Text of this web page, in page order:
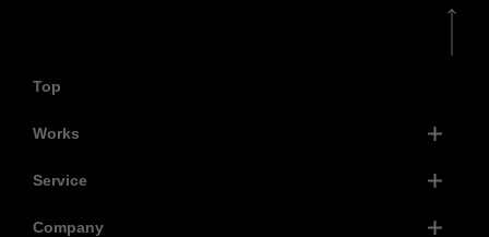
Top
Works
Service
Company